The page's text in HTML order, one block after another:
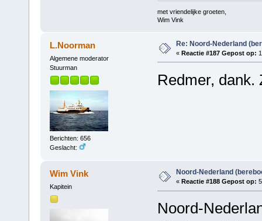
met vriendelijke groeten,
Wim Vink
L.Noorman
Algemene moderator
Stuurman
Berichten: 656
Geslacht:
Re: Noord-Nederland
« Reactie #187 Gepost op:
Redmer, dank.
Wim Vink
Kapitein
Noord-Nederland
« Reactie #188 Gepost op:
Noord-